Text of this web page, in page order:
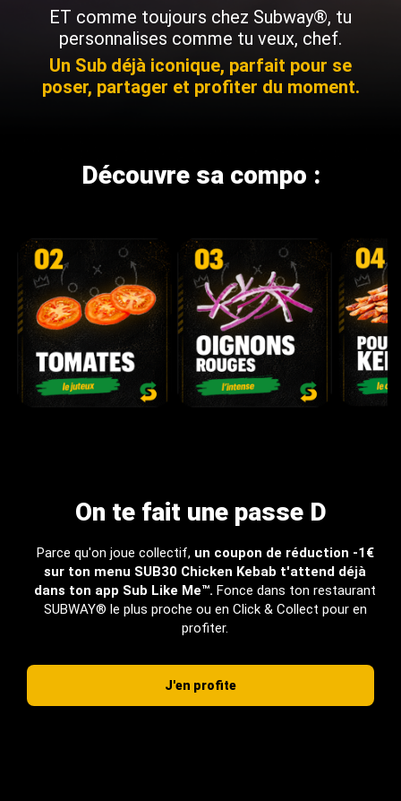
ET comme toujours chez Subway®, tu
personnalises comme tu veux, chef.
Un Sub déjà iconique, parfait pour se
poser, partager et profiter du moment.
Découvre sa compo :
On te fait une passe D
Parce qu'on joue collectif, un coupon de réduction -1€
sur ton menu SUB30 Chicken Kebab t'attend déjà
dans ton app Sub Like Me™. Fonce dans ton restaurant
SUBWAY® le plus proche ou en Click & Collect pour en
profiter.
J'en profite